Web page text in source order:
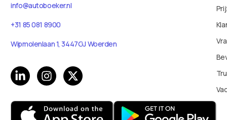
info@autoboeker.nl
+31 85 081 8900
Wipmolenlaan 1, 3447GJ Woerden